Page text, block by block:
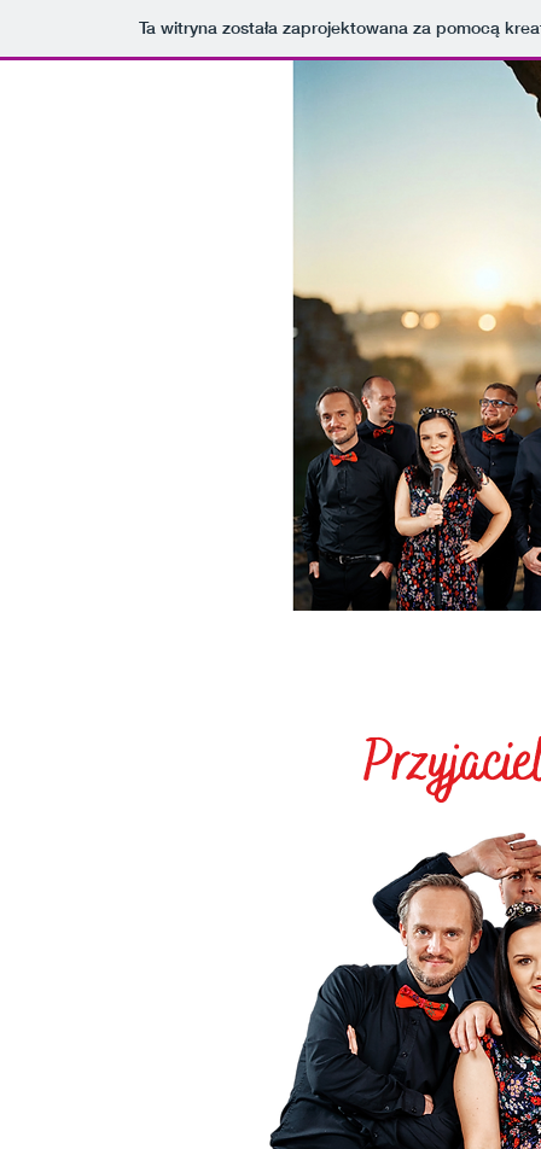
Ta witryna została zaprojektowana za pomocą